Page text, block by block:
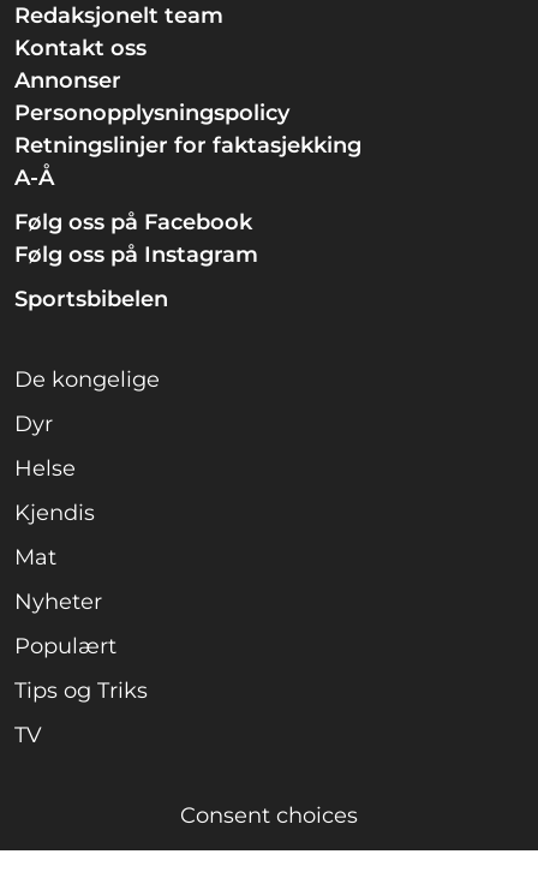
Redaksjonelt team
Kontakt oss
Annonser
Personopplysningspolicy
Retningslinjer for faktasjekking
A-Å
Følg oss på Facebook
Følg oss på Instagram
Sportsbibelen
De kongelige
Dyr
Helse
Kjendis
Mat
Nyheter
Populært
Tips og Triks
TV
Consent choices